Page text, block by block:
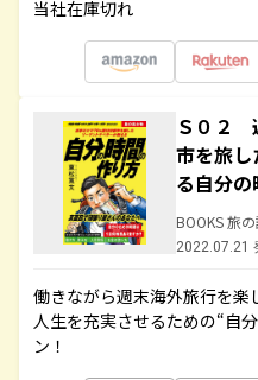
当社在庫切れ
Ｓ０２
市を旅
る自分
BOOKS 旅
2022.07.21
働きながら週末海外旅行を楽
人生を充実させるための“自
ン！